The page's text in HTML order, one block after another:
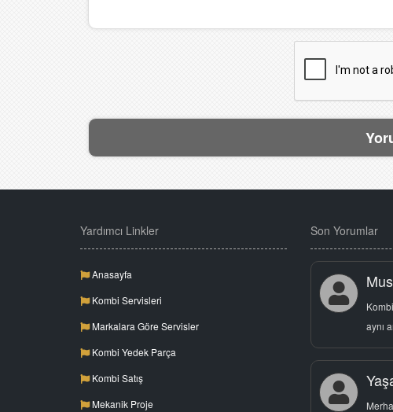
Yardımcı Linkler
Anasayfa
Kombi Servisleri
Markalara Göre Servisler
Kombi Yedek Parça
Kombi Satış
Mekanik Proje
Son Yorumlar
aynı